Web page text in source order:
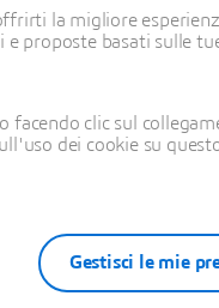
la migliore
proposte basati sulle
clic sul
dei cookie su
Gestisci le mie